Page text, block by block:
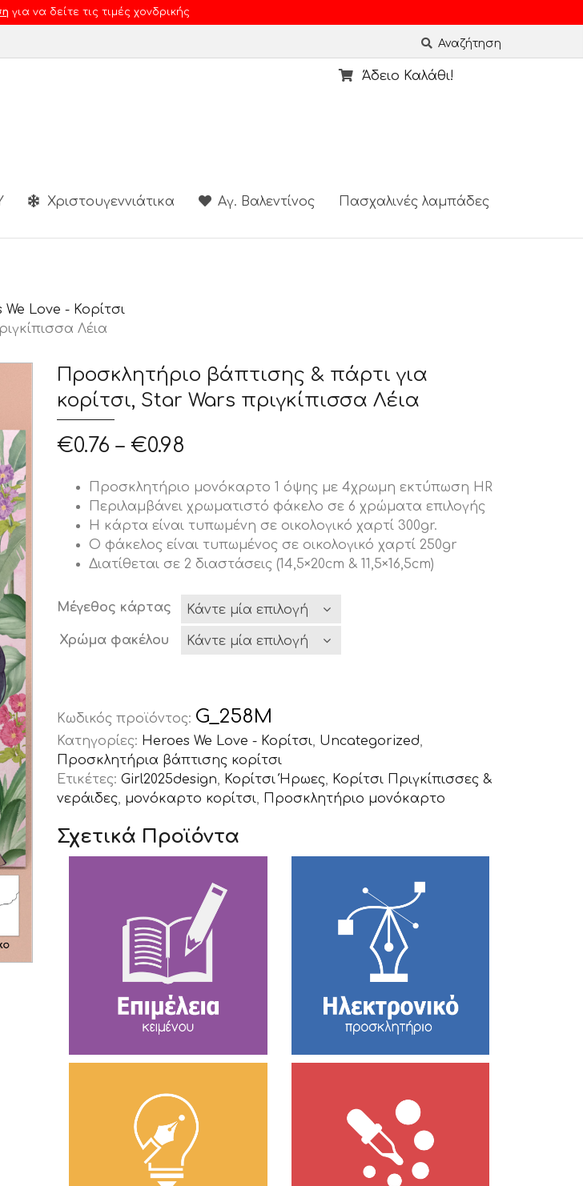
για να δείτε τις τιμές χονδρικής
Αναζήτηση
Άδειο Καλάθι!
Χριστουγεννιάτικα Αγ. Βαλεντίνος Πασχαλινές λαμπάδες
We Love - Κορίτσι
Λέια
Προσκλητήριο βάπτισης & πάρτι για
κορίτσι, Star Wars πριγκίπισσα Λέια
€0.76 – €0.98
Προσκλητήριο μονόκαρτο 1 όψης με 4χρωμη εκτύπωση HR
Περιλαμβάνει χρωματιστό φάκελο σε 6 χρώματα επιλογής
Η κάρτα είναι τυπωμένη σε οικολογικό χαρτί 300gr.
Ο φάκελος είναι τυπωμένος σε οικολογικό χαρτί 250gr
Διατίθεται σε 2 διαστάσεις (14,5×20cm & 11,5×16,5cm)
Μέγεθος κάρτας
Χρώμα φακέλου
Κωδικός προϊόντος: G_258M
Κατηγορίες: Heroes We Love - Κορίτσι, Uncategorized,
Προσκλητήρια βάπτισης κορίτσι
Ετικέτες: Girl2025design, Κορίτσι Ήρωες, Κορίτσι Πριγκίπισσες &
νεράιδες, μονόκαρτο κορίτσι, Προσκλητήριο μονόκαρτο
Σχετικά Προϊόντα